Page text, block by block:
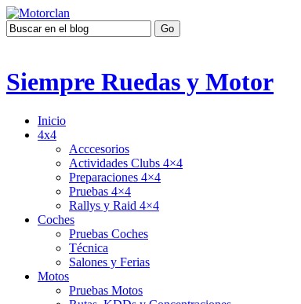
Siempre Ruedas y Motor
Inicio
4x4
Acccesorios
Actividades Clubs 4×4
Preparaciones 4×4
Pruebas 4×4
Rallys y Raid 4×4
Coches
Pruebas Coches
Técnica
Salones y Ferias
Motos
Pruebas Motos